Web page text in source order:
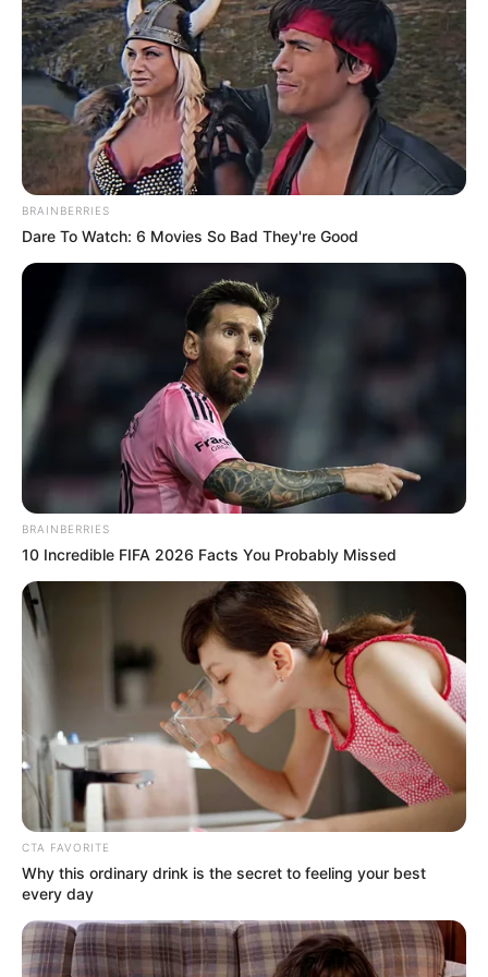
ΑΛΕΞΑΝΔΡΟΣ ΖΕΥΣ Ο
ΑΡΧΗΓΟΣ ΤΩΝ ΕΛ. Ο
ΑΠΟΛΥΤΟΣ ΚΥΡΙΑΡΧΟΣ.
ΕΙΝΑΙ ΕΔΩ, ΕΙΝΑΙ...
ΕΙΜΑΣΤΕ ΣΤΗΝ ΤΕΛΙΚΗ
ΕΥΘΕΙΑ.. ΕΙΝΑΙ ΕΔΩ.. ΕΙΝΑΙ
ΜΑΖΙ ΜΑΣ, ΜΑΣ
ΠΡΟΣΤΑΤΕΥΟΥΝ ΚΑΙ...
ΕΒΡΑΙΟΙ ΚΑΙ ΕΠΑΝΑΣΤΑΣΕΙΣ….
Ο ΠΟΥ υπό έλεγχο:
παρατυπίες και
συγκρούσεις συμφερόντων
Email address:
Όλα τα κείμενα και οι εικόνες είναι πνευματική ιδιοκτησία του
ΝΙΚΟΛΑΟΣ ΑΝΑΞΙΜΑΝΔΡΟΣ. Aπαγορεύεται η αναπαραγωγή, η
αναδημοσίευση και η τροποποίησή τους χωρίς προηγούμενη
γραπτή άδεια του δημιουργού τους. Με επιφύλαξη κάθε νόμιμου
δικαιώματος. Διαβάστε τηνΠολιτική Απορρήτουτου website πριν
BRAINBERRIES
Dare To Watch: 6 Movies So Bad They're Good
BRAINBERRIES
10 Incredible FIFA 2026 Facts You Probably Missed
CTA FAVORITE
Why this ordinary drink is the secret to feeling your best
every day